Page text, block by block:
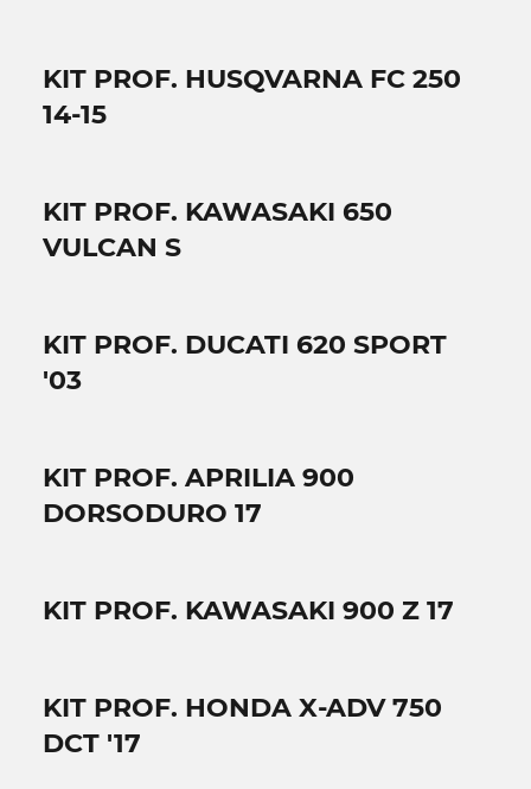
KIT PROF. HUSQVARNA FC 250
14-15
KIT PROF. KAWASAKI 650
VULCAN S
KIT PROF. DUCATI 620 SPORT
'03
KIT PROF. APRILIA 900
DORSODURO 17
KIT PROF. KAWASAKI 900 Z 17
KIT PROF. HONDA X-ADV 750
DCT '17